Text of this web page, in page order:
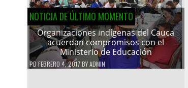
NOTICIA DE ÚLTIMO MOMENTO
Organizaciones indígenas del Cauca
acuerdan compromisos con el
Ministerio de Educación
PD FEBRERO 4, 2017 BYADMIN